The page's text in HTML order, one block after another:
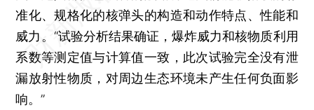
准化、规格化的核弹头的构造和动作特点、性能和
威力。“试验分析结果确证，爆炸威力和核物质利用
系数等测定值与计算值一致，此次试验完全没有泄
漏放射性物质，对周边生态环境未产生任何负面影
响。”